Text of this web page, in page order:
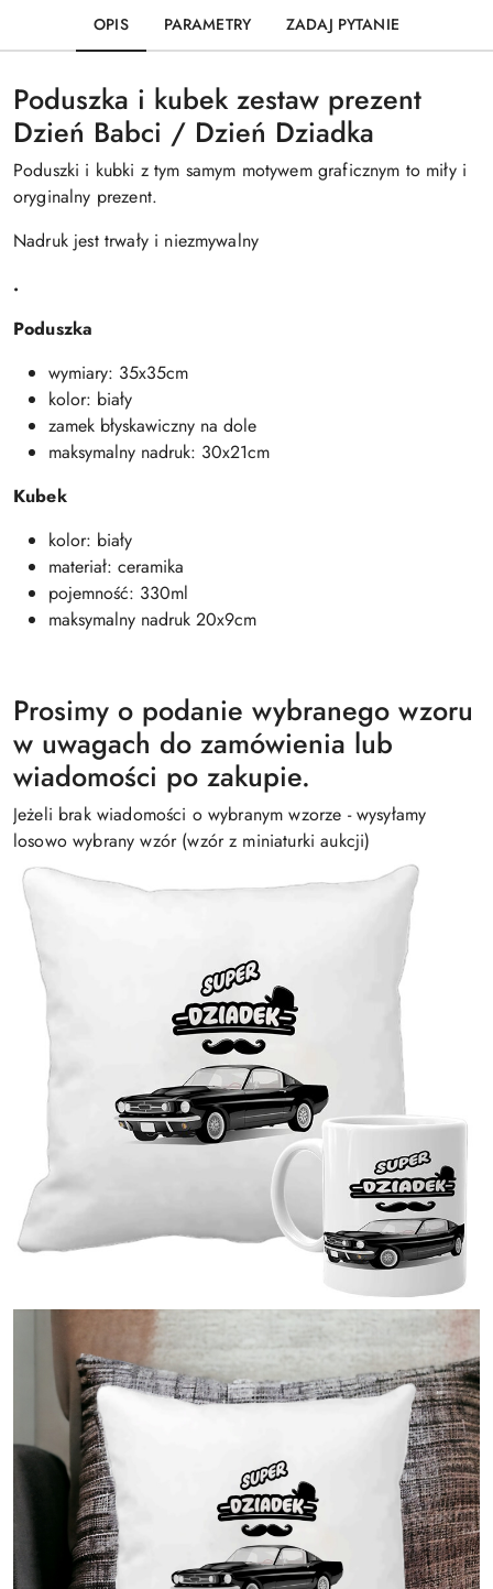
OPIS PARAMETRY ZADAJ PYTANIE
Poduszka i kubek zestaw prezent
Dzień Babci / Dzień Dziadka
Poduszki i kubki z tym samym motywem graficznym to miły i
oryginalny prezent.
Nadruk jest trwały i niezmywalny
.
Poduszka
wymiary: 35x35cm
kolor: biały
zamek błyskawiczny na dole
maksymalny nadruk: 30x21cm
Kubek
kolor: biały
materiał: ceramika
pojemność: 330ml
maksymalny nadruk 20x9cm
Prosimy o podanie wybranego wzoru
w uwagach do zamówienia lub
wiadomości po zakupie.
Jeżeli brak wiadomości o wybranym wzorze - wysyłamy
losowo wybrany wzór (wzór z miniaturki aukcji)